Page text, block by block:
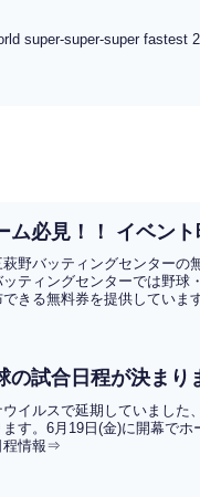
super-super-super fastest
ム必見！！ イベン
野バッティングセンターの
ティングセンターでは野球
できる無料券を提供していま
の試合日程が決まり
イルスで延期していました
ます。6月19日(金)に開幕で
程情報⇒